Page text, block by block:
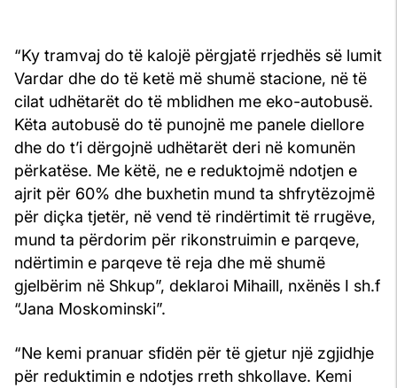
“Ky tramvaj do të kalojë përgjatë rrjedhës së lumit
Vardar dhe do të ketë më shumë stacione, në të
cilat udhëtarët do të mblidhen me eko-autobusë.
Këta autobusë do të punojnë me panele diellore
dhe do t’i dërgojnë udhëtarët deri në komunën
përkatëse. Me këtë, ne e reduktojmë ndotjen e
ajrit për 60% dhe buxhetin mund ta shfrytëzojmë
për diçka tjetër, në vend të rindërtimit të rrugëve,
mund ta përdorim për rikonstruimin e parqeve,
ndërtimin e parqeve të reja dhe më shumë
gjelbërim në Shkup”, deklaroi Mihaill, nxënës I sh.f
“Jana Moskominski”.
“Ne kemi pranuar sfidën për të gjetur një zgjidhje
për reduktimin e ndotjes rreth shkollave. Kemi